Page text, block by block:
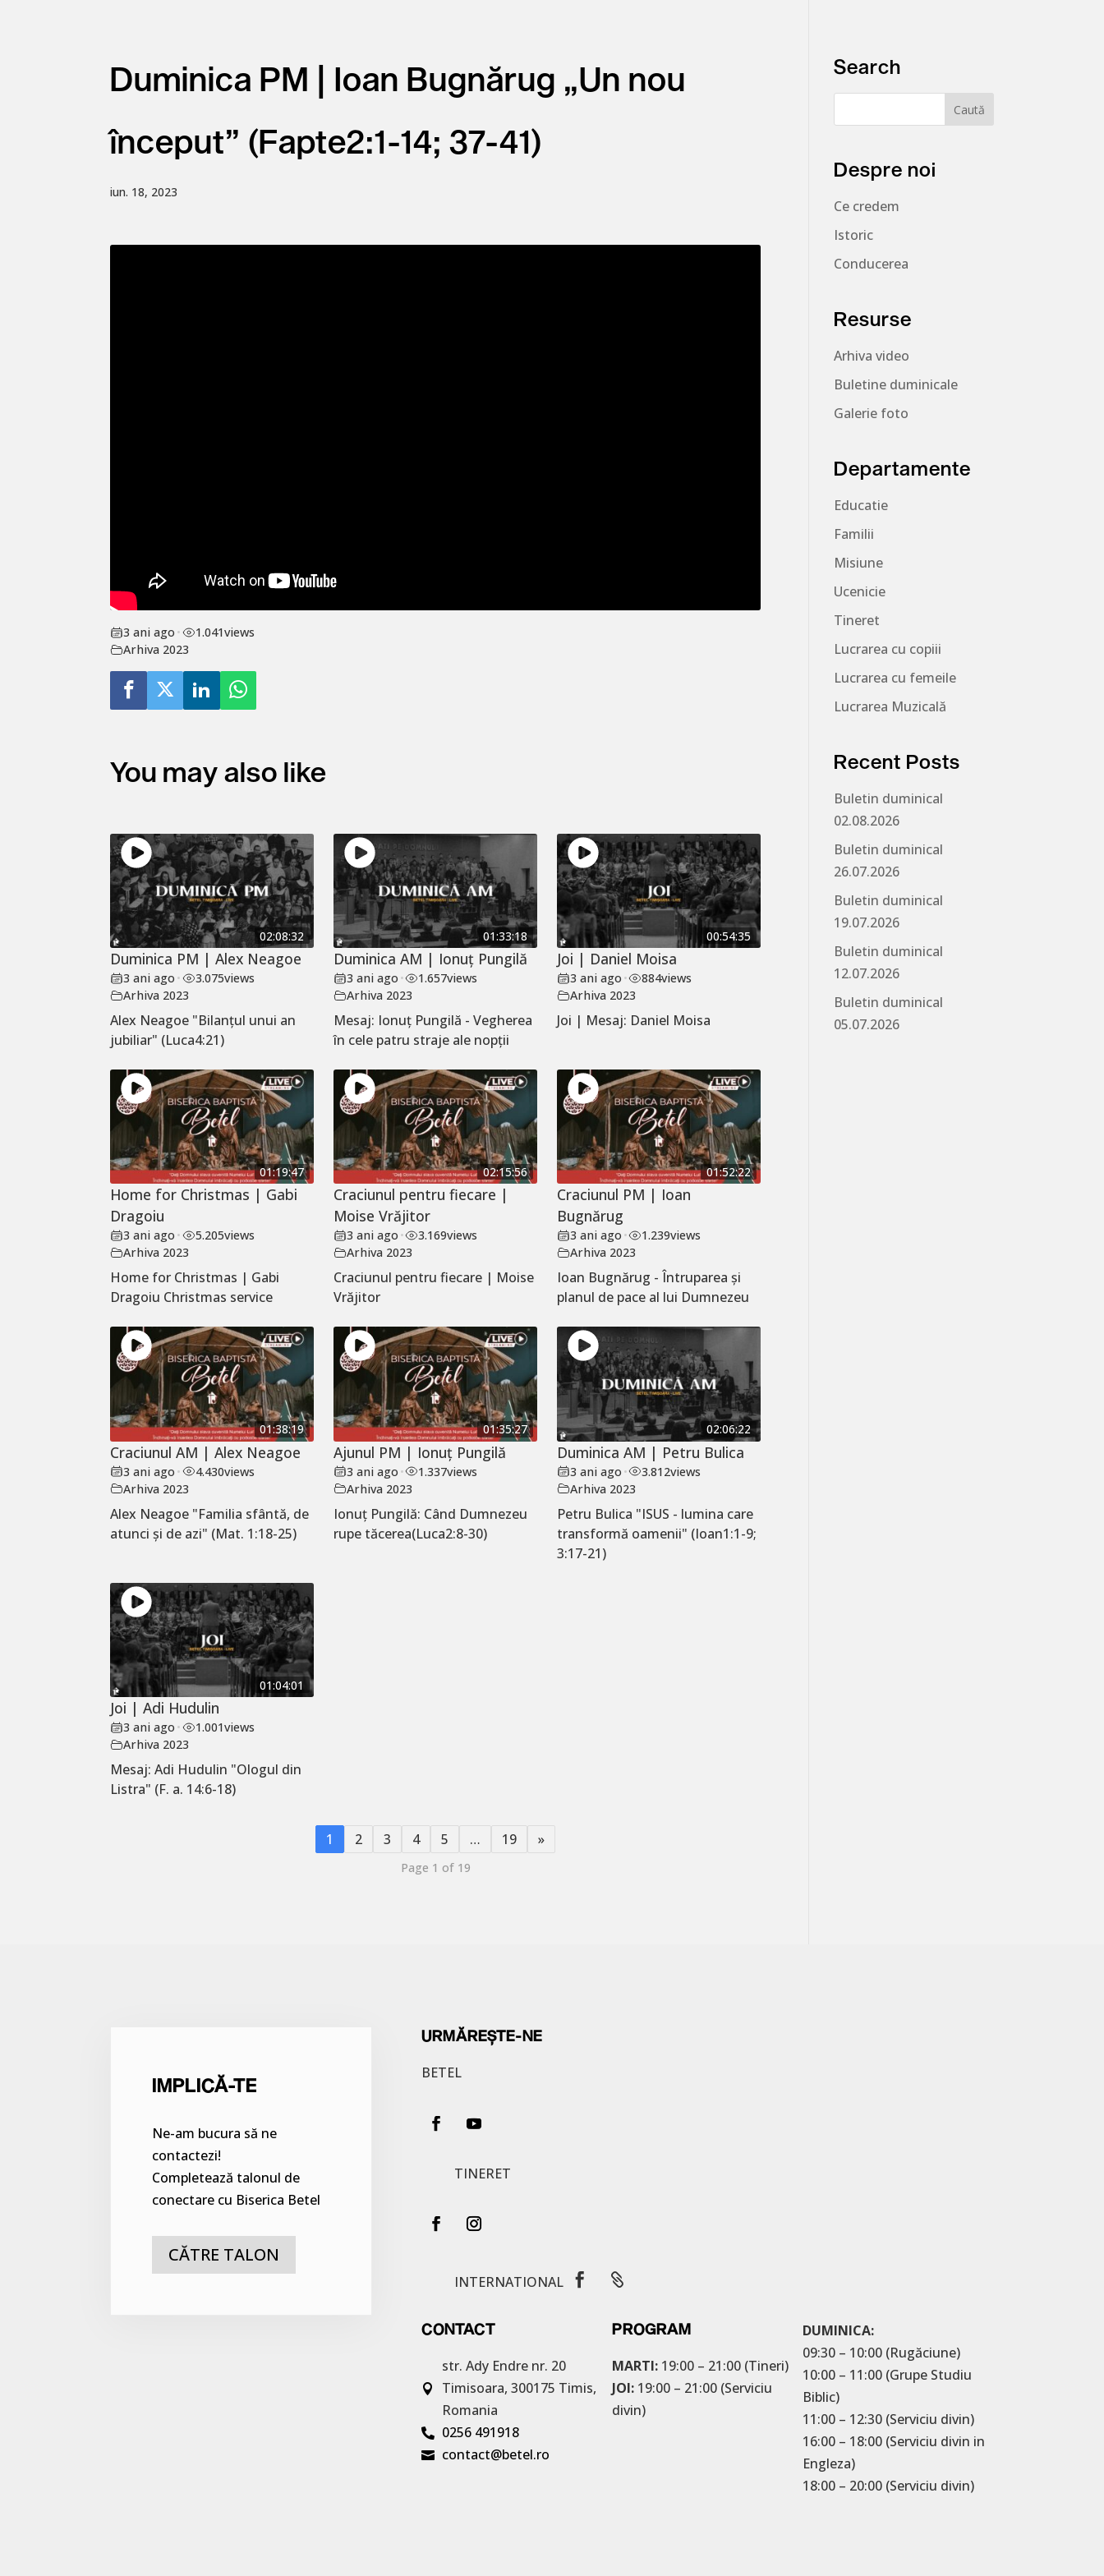
Duminica PM | Ioan Bugnărug „Un nou
început” (Fapte2:1-14; 37-41)
iun. 18, 2023
3 ani ago • 1.041views
Arhiva 2023
You may also like
02:08:32
Duminica PM | Alex Neagoe
3 ani ago • 3.075views
Arhiva 2023
Alex Neagoe "Bilanțul unui an
jubiliar" (Luca4:21)
01:33:18
Duminica AM | Ionuț Pungilă
3 ani ago • 1.657views
Arhiva 2023
Mesaj: Ionuț Pungilă - Vegherea
în cele patru straje ale nopții
00:54:35
Joi | Daniel Moisa
3 ani ago • 884views
Arhiva 2023
Joi | Mesaj: Daniel Moisa
01:19:47
Home for Christmas | Gabi
Dragoiu
3 ani ago • 5.205views
Arhiva 2023
Home for Christmas | Gabi
Dragoiu Christmas service
02:15:56
Craciunul pentru fiecare |
Moise Vrăjitor
3 ani ago • 3.169views
Arhiva 2023
Craciunul pentru fiecare | Moise
Vrăjitor
01:52:22
Craciunul PM | Ioan
Bugnărug
3 ani ago • 1.239views
Arhiva 2023
Ioan Bugnărug - Întruparea și
planul de pace al lui Dumnezeu
01:38:19
Craciunul AM | Alex Neagoe
3 ani ago • 4.430views
Arhiva 2023
Alex Neagoe "Familia sfântă, de
atunci și de azi" (Mat. 1:18-25)
01:35:27
Ajunul PM | Ionuț Pungilă
3 ani ago • 1.337views
Arhiva 2023
Ionuț Pungilă: Când Dumnezeu
rupe tăcerea(Luca2:8-30)
02:06:22
Duminica AM | Petru Bulica
3 ani ago • 3.812views
Arhiva 2023
Petru Bulica "ISUS - lumina care
transformă oamenii" (Ioan1:1-9;
3:17-21)
01:04:01
Joi | Adi Hudulin
3 ani ago • 1.001views
Arhiva 2023
Mesaj: Adi Hudulin "Ologul din
Listra" (F. a. 14:6-18)
1 2 3 4 5 … 19 »
Page 1 of 19
Search
Despre noi
Ce credem
Istoric
Conducerea
Resurse
Arhiva video
Buletine duminicale
Galerie foto
Departamente
Educatie
Familii
Misiune
Ucenicie
Tineret
Lucrarea cu copiii
Lucrarea cu femeile
Lucrarea Muzicală
Recent Posts
Buletin duminical
02.08.2026
Buletin duminical
26.07.2026
Buletin duminical
19.07.2026
Buletin duminical
12.07.2026
Buletin duminical
05.07.2026
IMPLICĂ-TE
Ne-am bucura să ne
contactezi!
Completează talonul de
conectare cu Biserica Betel
CĂTRE TALON
URMĂREȘTE-NE
BETEL
TINERET
INTERNATIONAL  
CONTACT

str. Ady Endre nr. 20
Timisoara, 300175 Timis,
Romania
 0256 491918
 contact@betel.ro
PROGRAM
MARTI: 19:00 – 21:00 (Tineri)
JOI: 19:00 – 21:00 (Serviciu
divin)
DUMINICA:
09:30 – 10:00 (Rugăciune)
10:00 – 11:00 (Grupe Studiu
Biblic)
11:00 – 12:30 (Serviciu divin)
16:00 – 18:00 (Serviciu divin in
Engleza)
18:00 – 20:00 (Serviciu divin)